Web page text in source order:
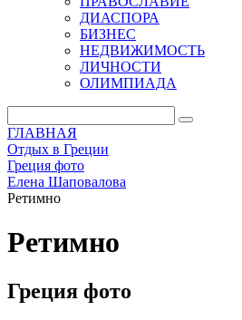
ДИАСПОРА
БИЗНЕС
НЕДВИЖИМОСТЬ
ЛИЧНОСТИ
ОЛИМПИАДА
ГЛАВНАЯ
Отдых в Греции
Греция фото
Елена Шаповалова
Ретимно
Ретимно
Греция фото